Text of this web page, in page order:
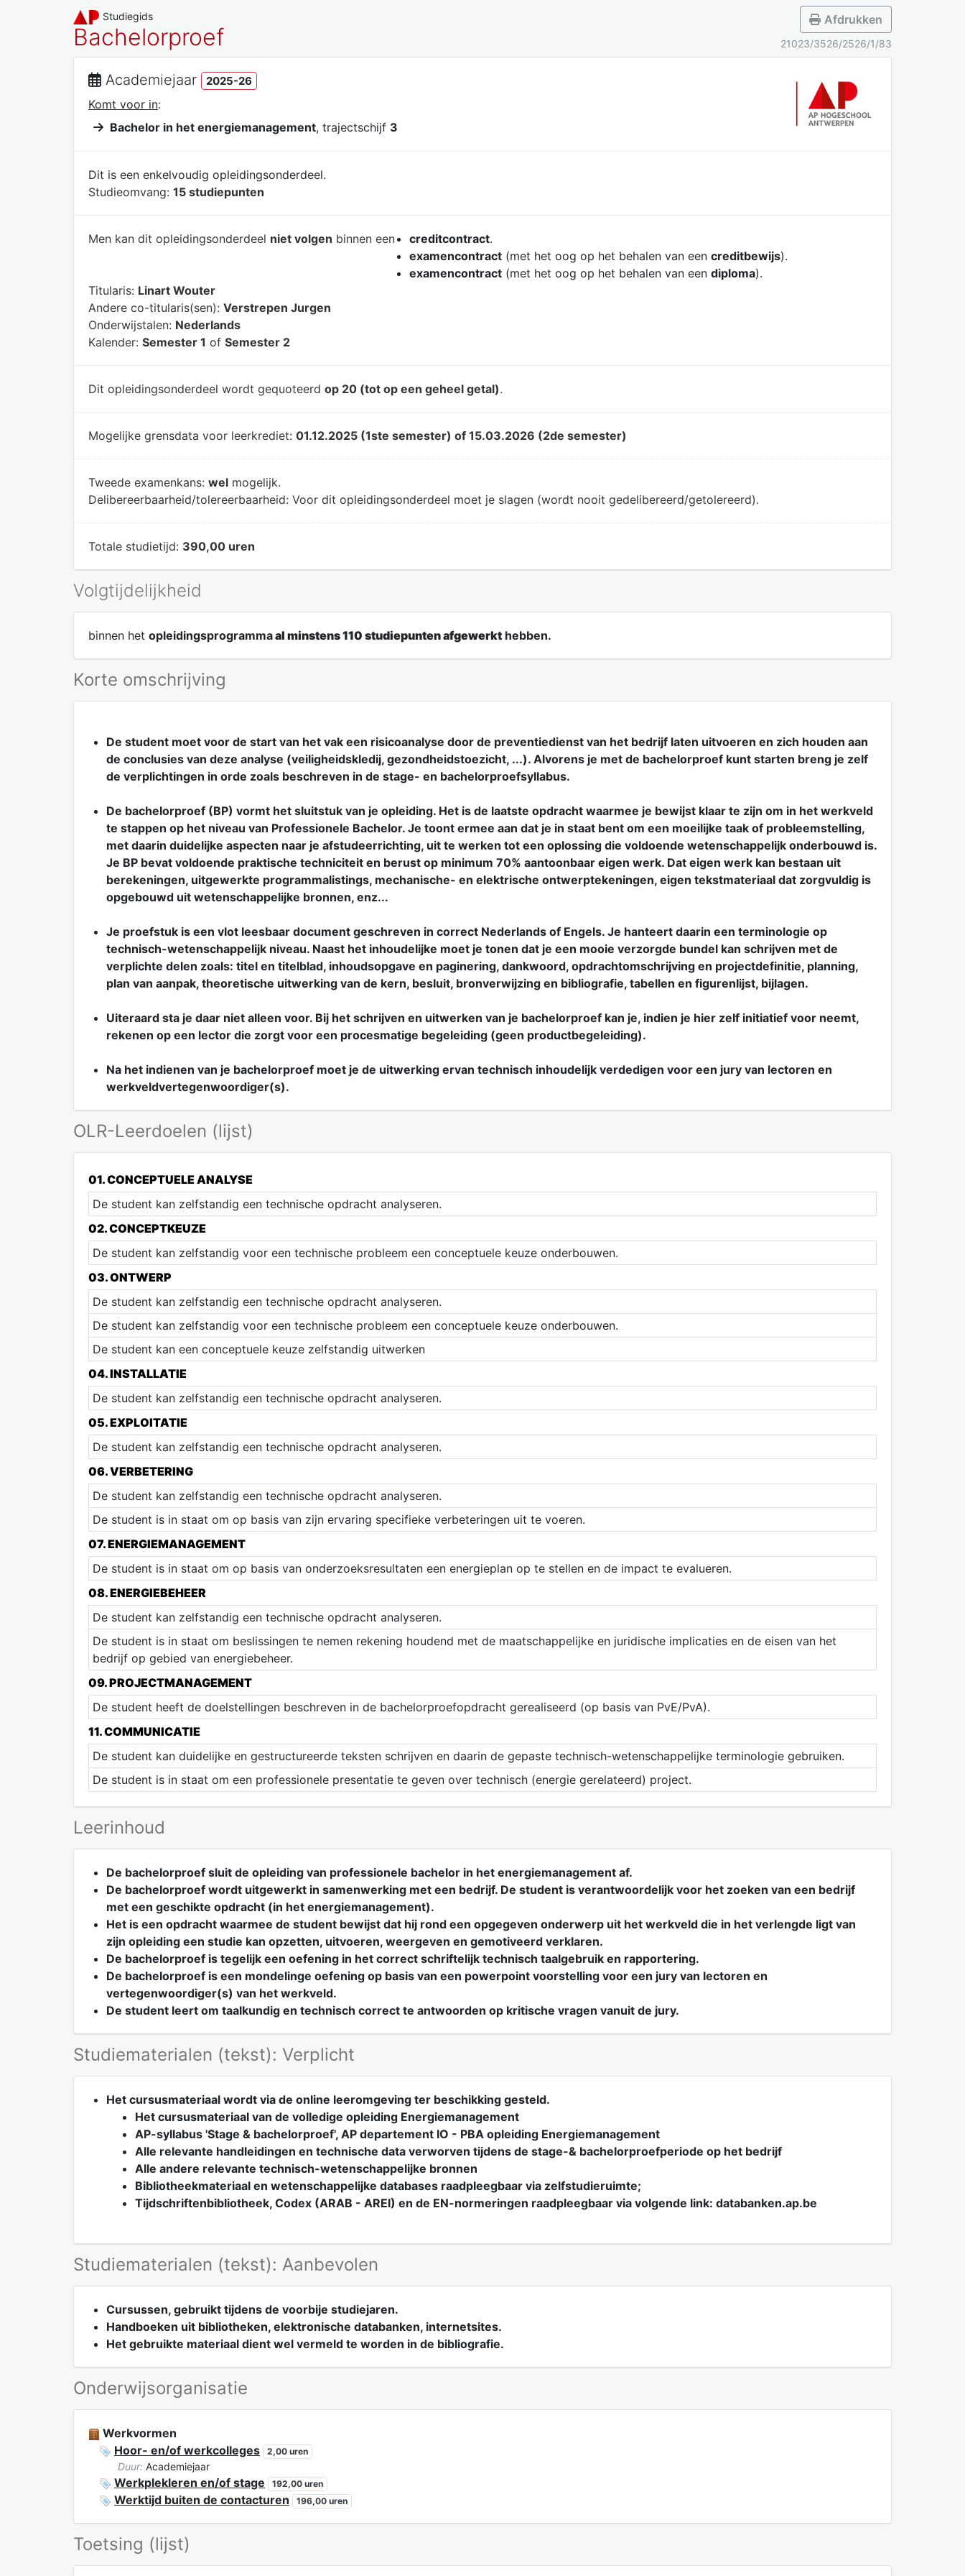
Studiegids
Bachelorproef
Afdrukken
21023/3526/2526/1/83
Academiejaar 2025-26
Komt voor in:
Bachelor in het energiemanagement, trajectschijf 3
Dit is een enkelvoudig opleidingsonderdeel.
Studieomvang: 15 studiepunten
Men kan dit opleidingsonderdeel niet volgen binnen een creditcontract.
examencontract (met het oog op het behalen van een creditbewijs).
examencontract (met het oog op het behalen van een diploma).
Titularis: Linart Wouter
Andere co-titularis(sen): Verstrepen Jurgen
Onderwijstalen: Nederlands
Kalender: Semester 1 of Semester 2
Dit opleidingsonderdeel wordt gequoteerd op 20 (tot op een geheel getal).
Mogelijke grensdata voor leerkrediet: 01.12.2025 (1ste semester) of 15.03.2026 (2de semester)
Tweede examenkans: wel mogelijk.
Delibereerbaarheid/tolereerbaarheid: Voor dit opleidingsonderdeel moet je slagen (wordt nooit gedelibereerd/getolereerd).
Totale studietijd: 390,00 uren
Volgtijdelijkheid
binnen het opleidingsprogrammaal minstens 110 studiepunten afgewerkt hebben.
Korte omschrijving
De student moet voor de start van het vak een risicoanalyse door de preventiedienst van het bedrijf laten uitvoeren en zich houden aan
de conclusies van deze analyse (veiligheidskledij, gezondheidstoezicht, ...). Alvorens je met de bachelorproef kunt starten breng je zelf
de verplichtingen in orde zoals beschreven in de stage- en bachelorproefsyllabus.
De bachelorproef (BP) vormt het sluitstuk van je opleiding. Het is de laatste opdracht waarmee je bewijst klaar te zijn om in het werkveld
te stappen op het niveau van Professionele Bachelor. Je toont ermee aan dat je in staat bent om een moeilijke taak of probleemstelling,
met daarin duidelijke aspecten naar je afstudeerrichting, uit te werken tot een oplossing die voldoende wetenschappelijk onderbouwd is.
Je BP bevat voldoende praktische techniciteit en berust op minimum 70% aantoonbaar eigen werk. Dat eigen werk kan bestaan uit
berekeningen, uitgewerkte programmalistings, mechanische- en elektrische ontwerptekeningen, eigen tekstmateriaal dat zorgvuldig is
opgebouwd uit wetenschappelijke bronnen, enz...
Je proefstuk is een vlot leesbaar document geschreven in correct Nederlands of Engels. Je hanteert daarin een terminologie op
technisch-wetenschappelijk niveau. Naast het inhoudelijke moet je tonen dat je een mooie verzorgde bundel kan schrijven met de
verplichte delen zoals: titel en titelblad, inhoudsopgave en paginering, dankwoord, opdrachtomschrijving en projectdefinitie, planning,
plan van aanpak, theoretische uitwerking van de kern, besluit, bronverwijzing en bibliografie, tabellen en figurenlijst, bijlagen.
Uiteraard sta je daar niet alleen voor. Bij het schrijven en uitwerken van je bachelorproef kan je, indien je hier zelf initiatief voor neemt,
rekenen op een lector die zorgt voor een procesmatige begeleiding (geen productbegeleiding).
Na het indienen van je bachelorproef moet je de uitwerking ervan technisch inhoudelijk verdedigen voor een jury van lectoren en
werkveldvertegenwoordiger(s).
OLR-Leerdoelen (lijst)
01. CONCEPTUELE ANALYSE
De student kan zelfstandig een technische opdracht analyseren.
02. CONCEPTKEUZE
De student kan zelfstandig voor een technische probleem een conceptuele keuze onderbouwen.
03. ONTWERP
De student kan zelfstandig een technische opdracht analyseren.
De student kan zelfstandig voor een technische probleem een conceptuele keuze onderbouwen.
De student kan een conceptuele keuze zelfstandig uitwerken
04. INSTALLATIE
De student kan zelfstandig een technische opdracht analyseren.
05. EXPLOITATIE
De student kan zelfstandig een technische opdracht analyseren.
06. VERBETERING
De student kan zelfstandig een technische opdracht analyseren.
De student is in staat om op basis van zijn ervaring specifieke verbeteringen uit te voeren.
07. ENERGIEMANAGEMENT
De student is in staat om op basis van onderzoeksresultaten een energieplan op te stellen en de impact te evalueren.
08. ENERGIEBEHEER
De student kan zelfstandig een technische opdracht analyseren.
De student is in staat om beslissingen te nemen rekening houdend met de maatschappelijke en juridische implicaties en de eisen van het
bedrijf op gebied van energiebeheer.
09. PROJECTMANAGEMENT
De student heeft de doelstellingen beschreven in de bachelorproefopdracht gerealiseerd (op basis van PvE/PvA).
11. COMMUNICATIE
De student kan duidelijke en gestructureerde teksten schrijven en daarin de gepaste technisch-wetenschappelijke terminologie gebruiken.
De student is in staat om een professionele presentatie te geven over technisch (energie gerelateerd) project.
Leerinhoud
De bachelorproef sluit de opleiding van professionele bachelor in het energiemanagement af.
De bachelorproef wordt uitgewerkt in samenwerking met een bedrijf. De student is verantwoordelijk voor het zoeken van een bedrijf
met een geschikte opdracht (in het energiemanagement).
Het is een opdracht waarmee de student bewijst dat hij rond een opgegeven onderwerp uit het werkveld die in het verlengde ligt van
zijn opleiding een studie kan opzetten, uitvoeren, weergeven en gemotiveerd verklaren.
De bachelorproef is tegelijk een oefening in het correct schriftelijk technisch taalgebruik en rapportering.
De bachelorproef is een mondelinge oefening op basis van een powerpoint voorstelling voor een jury van lectoren en
vertegenwoordiger(s) van het werkveld.
De student leert om taalkundig en technisch correct te antwoorden op kritische vragen vanuit de jury.
Studiematerialen (tekst): Verplicht
Het cursusmateriaal wordt via de online leeromgeving ter beschikking gesteld.
Het cursusmateriaal van de volledige opleiding Energiemanagement
AP-syllabus 'Stage & bachelorproef', AP departement IO - PBA opleiding Energiemanagement
Alle relevante handleidingen en technische data verworven tijdens de stage-& bachelorproefperiode op het bedrijf
Alle andere relevante technisch-wetenschappelijke bronnen
Bibliotheekmateriaal en wetenschappelijke databases raadpleegbaar via zelfstudieruimte;
Tijdschriftenbibliotheek, Codex (ARAB - AREI) en de EN-normeringen raadpleegbaar via volgende link: databanken.ap.be
Studiematerialen (tekst): Aanbevolen
Cursussen, gebruikt tijdens de voorbije studiejaren.
Handboeken uit bibliotheken, elektronische databanken, internetsites.
Het gebruikte materiaal dient wel vermeld te worden in de bibliografie.
Onderwijsorganisatie
Werkvormen
Hoor- en/of werkcolleges
2,00 uren
Duur: Academiejaar
Werkplekleren en/of stage 192,00 uren
Werktijd buiten de contacturen 196,00 uren
Toetsing (lijst)